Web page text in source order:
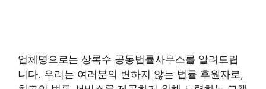
업체명으로는 상록수 공동법률사무소를 알려드립
니다. 우리는 여러분의 변하지 않는 법률 후원자로,